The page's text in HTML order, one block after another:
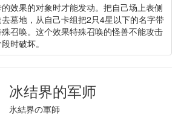
效果的对象时才能发动。把自己场上表侧
墓地，从自己卡组把2只4星以下的名字带
殊召唤。这个效果特殊召唤的怪兽不能攻击
时破坏。
冰结界的军师
氷結界の軍師